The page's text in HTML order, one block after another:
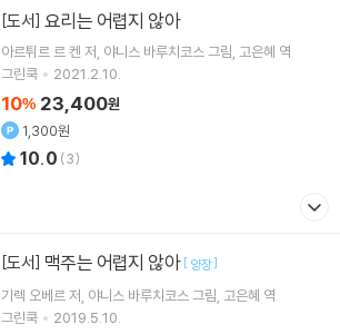
[도서] 요리는 어렵지 않아
아르튀르 르 켄 저 야니스 바루치코스 그림 고은혜 역
그린쿡
2021.2.10.
10% 23,400원
1,300원
10.0 (3)
[도서] 맥주는 어렵지 않아 [ 양장]
기렉 오베르저 야니스 바루치코스그림 고은혜 역
그린쿡
2019.5.10.